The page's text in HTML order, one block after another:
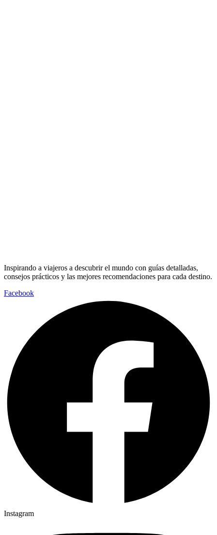
Inspirando a viajeros a descubrir el mundo con guías detalladas,
consejos prácticos y las mejores recomendaciones para cada destino.
Facebook
Instagram